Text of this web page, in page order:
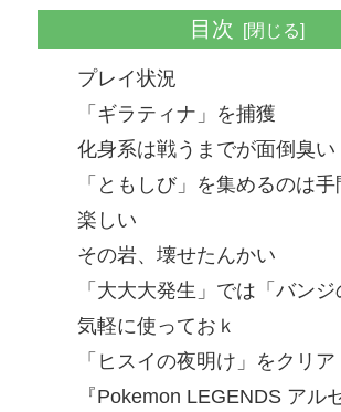
目次
プレイ状況
「ギラティナ」を捕獲
化身系は戦うまでが面倒臭い
「ともしび」を集めるのは
楽しい
その岩、壊せたんかい
「大大大発生」では「バン
気軽に使っておｋ
「ヒスイの夜明け」をクリア
『Pokemon LEGENDS アル